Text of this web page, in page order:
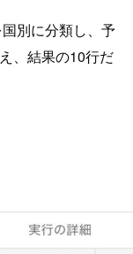
別に分類し、予
、結果の10行だ